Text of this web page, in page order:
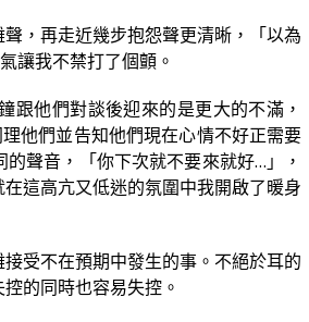
，再走近幾步抱怨聲更清晰，「以為
讓我不禁打了個顫。
跟他們對談後迎來的是更大的不滿，
他們並告知他們現在心情不好正需要
聲音，「你下次就不要來就好…」，
這高亢又低迷的氛圍中我開啟了暖身
受不在預期中發生的事。不絕於耳的
的同時也容易失控。